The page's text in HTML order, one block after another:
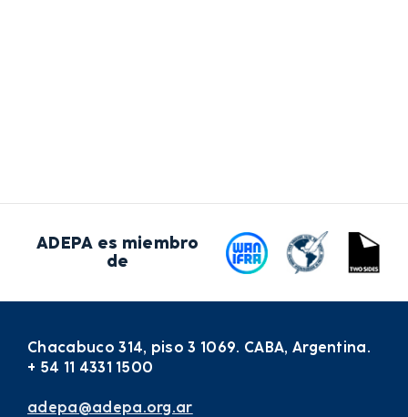
ADEPA es miembro
de
Chacabuco 314, piso 3 1069. CABA, Argentina.
+ 54 11 4331 1500
adepa@adepa.org.ar